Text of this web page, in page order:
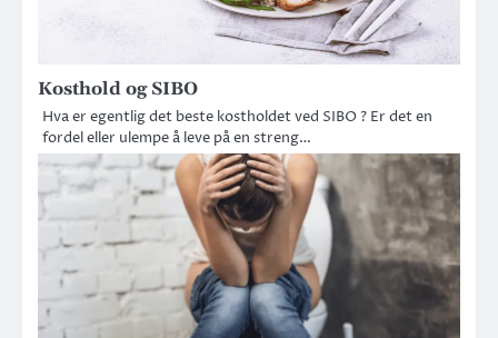
Kosthold og SIBO
Hva er egentlig det beste kostholdet ved SIBO ? Er det en
fordel eller ulempe å leve på en streng…